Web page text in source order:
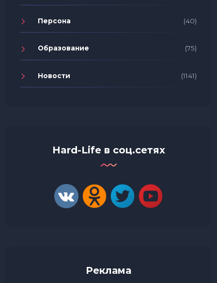
Персона (40)
Образование (75)
Новости (1141)
Hard-Life в соц.сетях
Реклама